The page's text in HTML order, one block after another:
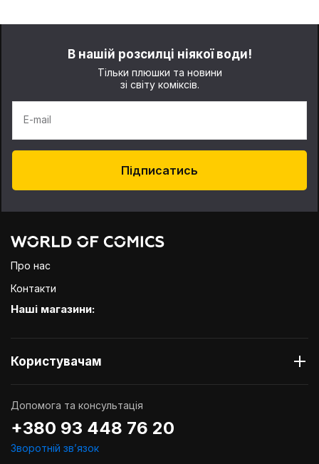
В нашій розсилці ніякої води!
Тільки плюшки та новини
зі світу коміксів.
E-mail
Підписатись
Про нас
Контакти
Наші магазини:
Користувачам
Допомога та консультація
+380 93 448 76 20
Зворотній звʼязок